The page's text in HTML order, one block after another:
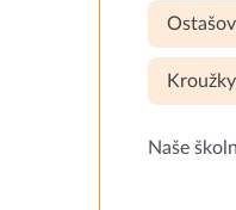
Kroužky
Naše